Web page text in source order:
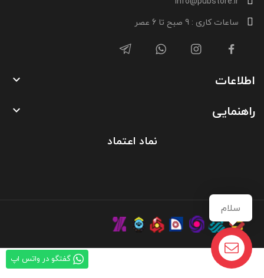
ساعات کاری : 9 صبح تا 6 عصر
اطلاعات 
راهنمایی 
نماد اعتماد
گفتگو در واتس اپ
سلام